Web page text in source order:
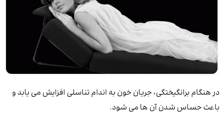
در هنگام برانگیختگی، جریان خون به اندام تناسلی افزایش می یابد و
باعث حساس شدن آن ها می شود.